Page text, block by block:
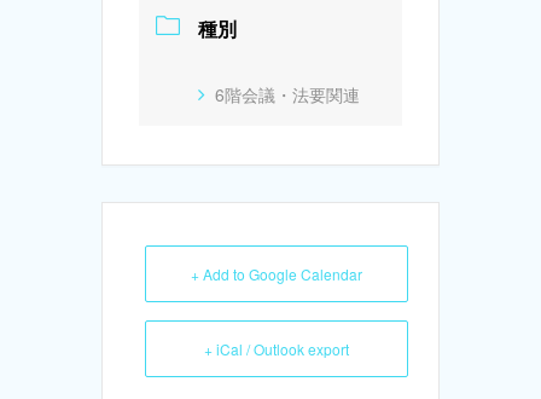
種別
6階会議・法要関連
+ Add to Google Calendar
+ iCal / Outlook export